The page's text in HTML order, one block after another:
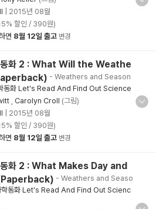
2015년 08월
할인 / 390원)
면 8월 12일 출고 변경
동화 2 : What Will the Weathe
- Weathers and Season
동화 Let's Read And Find Out Science
Carolyn Croll (그림)
2015년 08월
할인 / 390원)
면 8월 12일 출고 변경
동화 2 : What Makes Day and
- Weathers and Seaso
학동화 Let's Read And Find Out Scienc